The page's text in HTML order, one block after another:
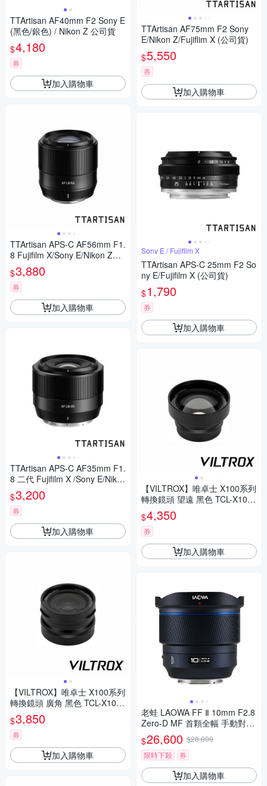
TTArtisan AF40mm F2 Sony E
(黑色/銀色) / Nikon Z 公司貨
$4,180
券
加入購物車
TTArtisan APS-C AF56mm F1.
8 Fujifilm X/Sony E/Nikon Z
(公司貨)
$3,880
券
加入購物車
TTArtisan APS-C AF35mm F1.
8 二代 Fujifilm X /Sony E/Niko
n Z (公司貨)
$3,200
券
加入購物車
【VILTROX】唯卓士 X100系列
轉換鏡頭 廣角 黑色 TCL-X100
VI 公司貨
$3,850
券
加入購物車
TTArtisan AF75mm F2 Sony
E/Nikon Z/Fujiflim X (公司貨)
$5,550
券
加入購物車
Sony E / Fujiflim X
TTArtisan APS-C 25mm F2 So
ny E/Fujifilm X (公司貨)
$1,790
券
加入購物車
【VILTROX】唯卓士 X100系列
轉換鏡頭 望遠 黑色 TCL-X100
VI 公司貨
$4,350
券
加入購物車
老蛙 LAOWA FF Ⅱ 10mm F2.8
Zero-D MF 首顆全幅 手動對焦
超廣角鏡頭 公司貨
$26,600 $28,000
限時下殺
券
加入購物車